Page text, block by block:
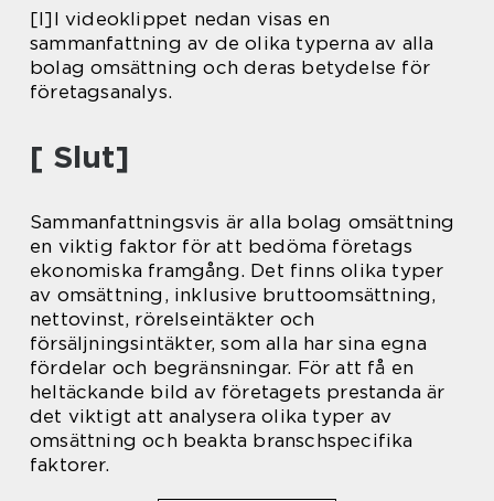
[I]I videoklippet nedan visas en
sammanfattning av de olika typerna av alla
bolag omsättning och deras betydelse för
företagsanalys.
[ Slut]
Sammanfattningsvis är alla bolag omsättning
en viktig faktor för att bedöma företags
ekonomiska framgång. Det finns olika typer
av omsättning, inklusive bruttoomsättning,
nettovinst, rörelseintäkter och
försäljningsintäkter, som alla har sina egna
fördelar och begränsningar. För att få en
heltäckande bild av företagets prestanda är
det viktigt att analysera olika typer av
omsättning och beakta branschspecifika
faktorer.